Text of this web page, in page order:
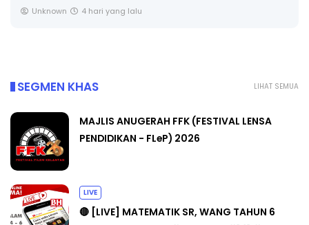
Unknown 4 hari yang lalu
LIHAT SEMUA
SEGMEN KHAS
MAJLIS ANUGERAH FFK (FESTIVAL LENSA
PENDIDIKAN - FLeP) 2026
LIVE
🔴 [LIVE] MATEMATIK SR, WANG TAHUN 6